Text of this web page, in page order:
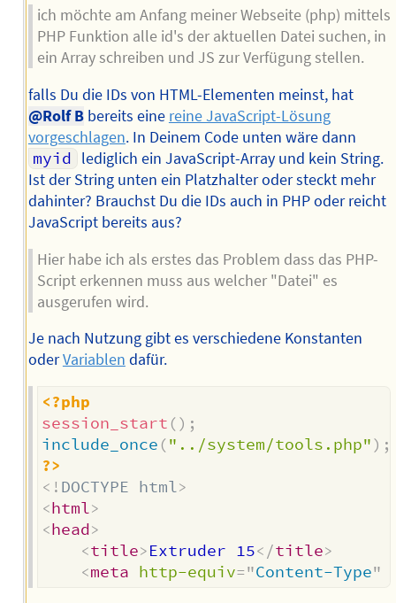
ich möchte am Anfang meiner Webseite (php) mittels
PHP Funktion alle id's der aktuellen Datei suchen, in
ein Array schreiben und JS zur Verfügung stellen.
falls Du die IDs von HTML-Elementen meinst, hat
@Rolf Bbereits eine reine JavaScript-Lösung
vorgeschlagen. In Deinem Code unten wäre dann
myid lediglich ein JavaScript-Array und kein String.
Ist der String unten ein Platzhalter oder steckt mehr
dahinter? Brauchst Du die IDs auch in PHP oder reicht
JavaScript bereits aus?
Hier habe ich als erstes das Problem dass das PHP-
Script erkennen muss aus welcher "Datei" es
ausgerufen wird.
Je nach Nutzung gibt es verschiedene Konstanten
oderVariablen dafür.
<?php
session_start () ;
include_once ("../system/tools.php") ;
?>
<! DOCTYPE html>
<html>
<head>
<title>Extruder 15</title>
<meta http-equiv="Content-Type"